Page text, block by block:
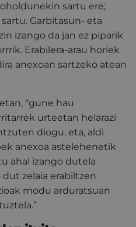
sartu ere;
Garbitasun- eta
izango da jan ez piparik
Erabilera-arau horiek
anexoan sartzeko atean
“gune hau
urteetan helarazi
diogu, eta, aldi
anexoa astelehenetik
ahal izango dutela
zelaia erabiltzen
modu arduratsuan